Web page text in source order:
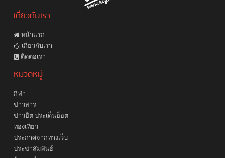
เกี่ยวกับเรา
หน้าแรก
เกี่ยวกับเรา
ติดต่อเรา
หมวดหมู่
กีฬา
ข่าวสาร
ข่าวฮิต ประเด็นฮ็อต
ท่องเที่ยว
ประกาศจากทางเว็บ
ประชาสัมพันธ์